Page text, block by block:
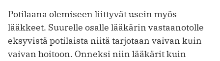
Potilaana olemiseen liittyvät usein myös
lääkkeet. Suurelle osalle lääkärin vastaanotolle
eksyvistä potilaista niitä tarjotaan vaivan kuin
vaivan hoitoon. Onneksi niin lääkärit kuin